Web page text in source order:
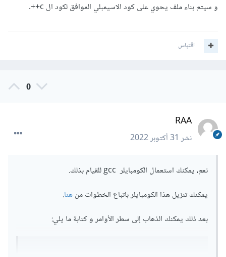
و سيتم بناء ملف يحوي على كود الاسيمبلي الموافق لكود ال c++.
اقتباس
0
RAA
نشر31 أكتوبر 2022
نعم، يمكنك استعمال الكومبايلر gcc للقيام بذلك.
يمكنك تنزيل هذا الكومبايلر باتباع الخطوات منهنا.
بعد ذلك يمكنك الذهاب إلى سطر الأوامر و كتابة ما يلي: